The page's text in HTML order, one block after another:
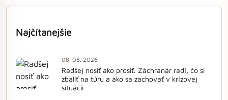
Najčítanejšie
08. 08. 2026
Radšej nosiť ako prosiť. Záchranár radí, čo si
zbaliť na túru a ako sa zachovať v krízovej
situácii